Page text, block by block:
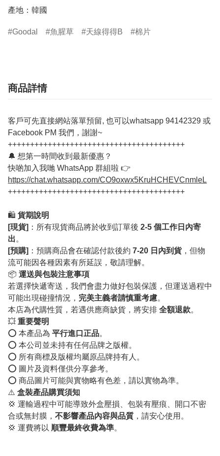
Goodal 魚腥草 天線得得B 棉片
商品詳情
客戶可先直接網站落單預留, 也可以whatsapp 94142329 或
Facebook PM 我們，謝謝~
++++++++++++++++++++++++++++++++++++++++
🔔 想第一時間收到最新優惠？
快啲加入我哋 WhatsApp 群組啦 👉
https://chat.whatsapp.com/CO9oxwx5KruHCHEVCnmleL
++++++++++++++++++++++++++++++++++++++++
🛍️ 貨期說明
[現貨] ：所有現貨商品將於收到訂單後 2-5 個工作日內寄
出。
[預購] ：預購商品會在確認付款後約 7-20 日內到貨，但物
流可能因各種因素有所延誤，敬請理解。
📦 運送與包裝注意事項
若選擇快遞寄送，我們會盡力做好包裝保護，但運送過程中
可能出現碰撞情況， 完美主義者請慎重考慮。
本店為代購性質，若遇供應商缺貨，將安排 全額退款。
💥 重要聲明
⭕️ 本產品為 平行進口正品。
⭕️ 本公司並未持有任何品牌之版權。
⭕️ 所有商標及版權均屬原品牌持有人。
⭕️ 圖片及資料僅供分享參考。
⭕️ 商品圖片可能與實物略有色差，請以實物為準。
⚠️ 盒裝產品購買須知
💢 運輸過程中可能導致外盒壓損、包裝有壓痕、開口不密
合或無封膜， 不影響產品內容與品質 ，請安心使用。
💢 運費將以 順豐最終收費為準。